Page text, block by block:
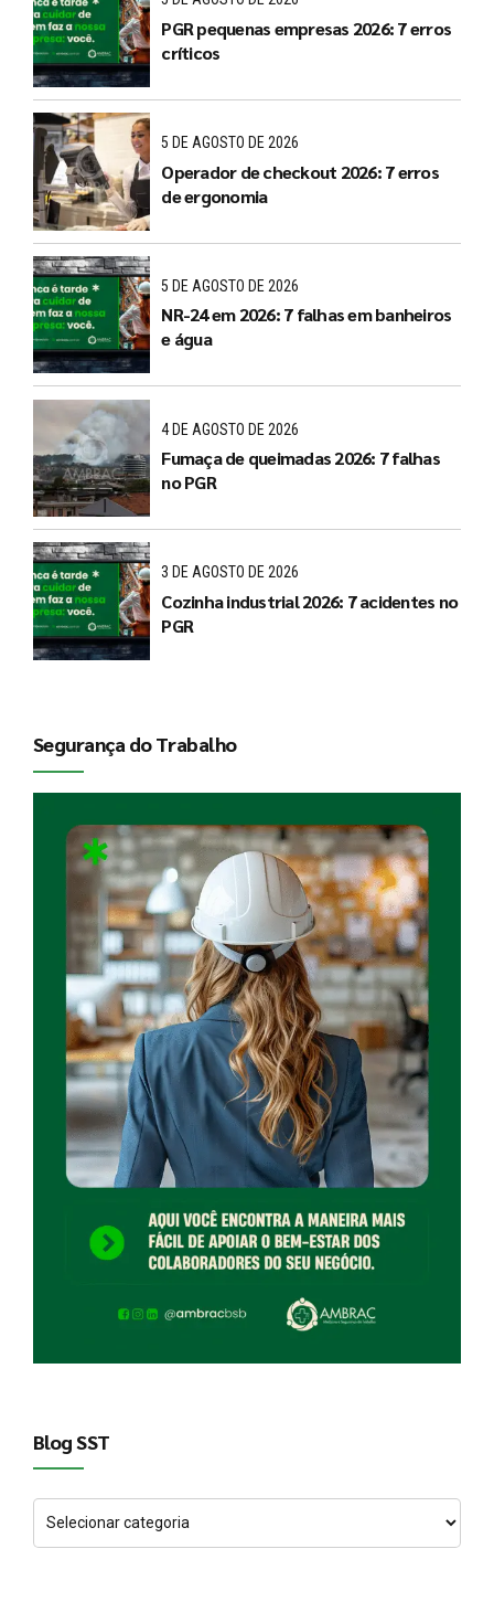
PGR pequenas empresas 2026: 7 erros
críticos
5 DE AGOSTO DE 2026
Operador de checkout 2026: 7 erros
de ergonomia
5 DE AGOSTO DE 2026
NR-24 em 2026: 7 falhas em banheiros
e água
4 DE AGOSTO DE 2026
Fumaça de queimadas 2026: 7 falhas
no PGR
3 DE AGOSTO DE 2026
Cozinha industrial 2026: 7 acidentes no
PGR
Segurança do Trabalho
Blog SST